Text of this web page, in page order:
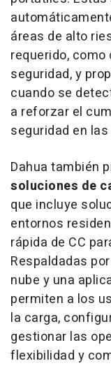
áreas de alto
requerido,
seguridad, y
cuando se
a reforzar el
seguridad en
Dahua también
soluciones de
que incluye
entornos
rápida de CC
Respaldadas
nube y una
permiten a los
la carga,
gestionar las
flexibilidad y